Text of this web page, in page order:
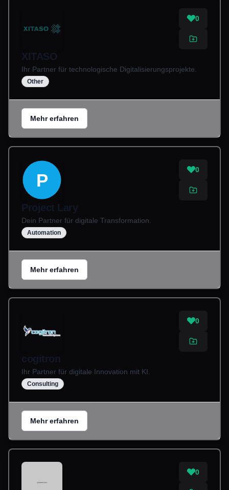
0
XITASO
Ihr Partner für technologische Digitalisierungsprojekte.
Other
Mehr erfahren
P
0
Project Lary
Dein Partner für digitale Transformation.
Automation
Mehr erfahren
0
cogitron
Ihr Partner für digitale Innovation mit KI.
Consulting
Mehr erfahren
0